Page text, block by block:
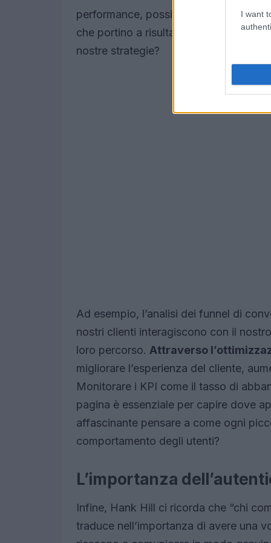
I want
performance, possiamo identificare le
che portino a risultati migliori. Ma
nostre strategie?
Ad esempio, l’analisi dei funnel di
nostri clienti interagiscono con il
loro percorso. Attraverso
migliorare l’esperienza del cliente,
Monitorare i KPI come il tasso di
pagina è essenziale per capire dove
affascinante pensare a come ogni
comportamento degli utenti?
L’importanza
Infine, Hank Hill ci ricorda che “chi
traduce nell’importanza di avere una